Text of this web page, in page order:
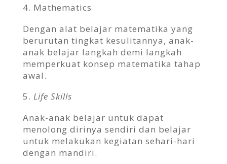
Mathematics
Dengan alat belajar matematika yang
berurutan tingkat kesulitannya, anak-
anak belajar langkah demi langkah
memperkuat konsep matematika tahap
awal.
Life Skills
Anak-anak belajar untuk dapat
menolong dirinya sendiri dan belajar
untuk melakukan kegiatan sehari-hari
dengan mandiri.